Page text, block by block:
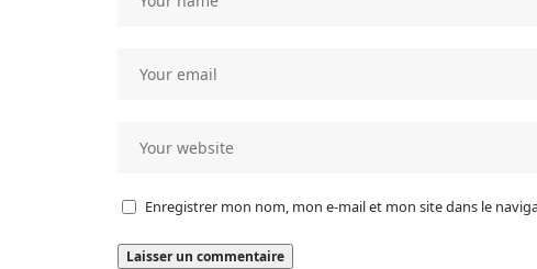
Enregistrer mon nom, mon e-mail et mon site dans le